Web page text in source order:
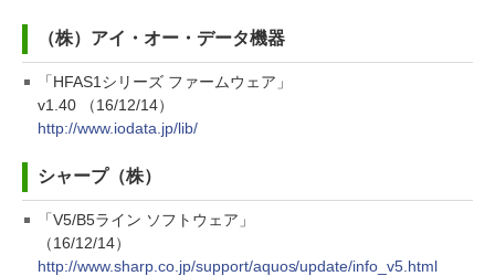
（株）アイ・オー・データ機器
「HFAS1シリーズ ファームウェア」
v1.40 （16/12/14）
http://www.iodata.jp/lib/
シャープ（株）
「V5/B5ライン ソフトウェア」
（16/12/14）
http://www.sharp.co.jp/support/aquos/update/info_v5.html